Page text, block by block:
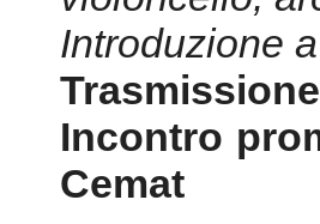
Introduzione
Incontro
Cemat